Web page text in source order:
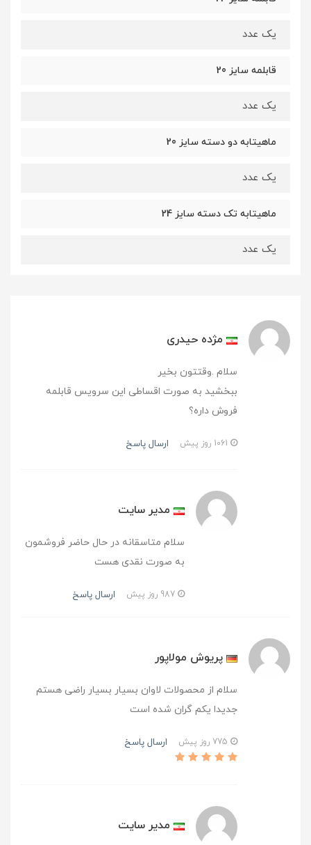
یک عدد
قابلمه سایز 20
یک عدد
ماهیتابه دو دسته سایز 20
یک عدد
ماهیتابه تک دسته سایز 24
یک عدد
مژده حیدری
سلام .وقتتون بخیر
ببخشید به صورت اقساطی این سرویس قابلمه
فروش داره؟
ارسال پاسخ
مدیر سایت
سلام متاسقانه در حال حاضر فروشمون
به صورت نقدی هست
ارسال پاسخ
پریوش مولاپور
سلام از محصولات لاوان بسیار بسیار راضی هستم
جدیدا یکم گران شده است
ارسال پاسخ
مدیر سایت